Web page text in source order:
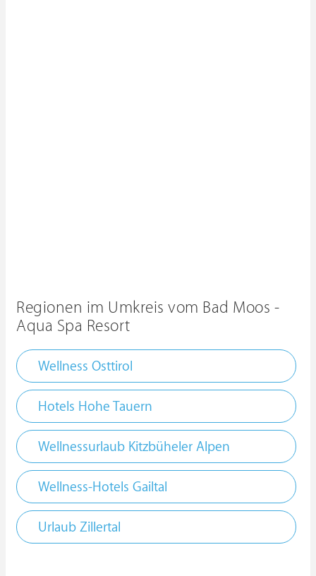
Regionen im Umkreis vom Bad Moos -
Aqua Spa Resort
Wellness Osttirol
Hotels Hohe Tauern
Wellnessurlaub Kitzbüheler Alpen
Wellness-Hotels Gailtal
Urlaub Zillertal